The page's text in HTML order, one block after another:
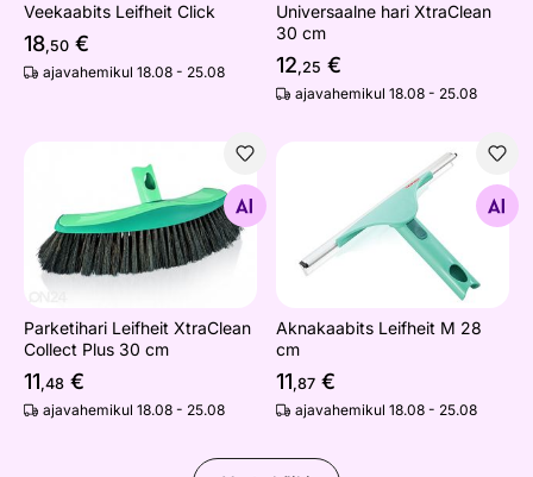
Veekaabits Leifheit Click
18,50 €
ajavahemikul 18.08 - 25.08
Universaalne hari XtraClean
30 cm
12,25 €
ajavahemikul 18.08 - 25.08
Parketihari Leifheit XtraClean Collect Plus 30 cm
Otsi sarnaseid
Parketihari Leifheit XtraClean
Collect Plus 30 cm
11,48 €
ajavahemikul 18.08 - 25.08
Aknakaabits Leifheit M 28
Otsi sarnaseid
Aknakaabits Leifheit M 28
cm
11,87 €
ajavahemikul 18.08 - 25.08